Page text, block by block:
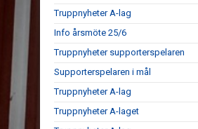
Truppnyheter A-lag
Info årsmöte 25/6
Truppnyheter supporterspelaren
Supporterspelaren i mål
Truppnyheter A-lag
Truppnyheter A-laget